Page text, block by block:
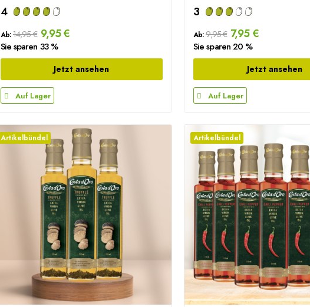
4
Ab: 14,95 € 9,95 €
Sie sparen 33 %
Jetzt ansehen
Auf Lager
3
Ab: 9,95 € 7,95 €
Sie sparen 20 %
Jetzt ansehen
Auf Lager
Artikelbündel Artikelbündel